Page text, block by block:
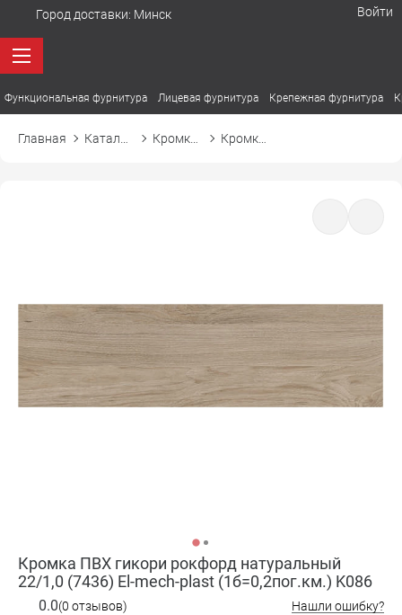
Город доставки: Минск Войти
Функциональная фурнитура Лицевая фурнитура Крепежная фурнитура
Главная
Кромка ПВХ гикори рокфорд натуральный
22/1,0 (7436) El-mech-plast (1б=0,2пог.км.) K086
0.0(0 отзывов) Нашли ошибку?